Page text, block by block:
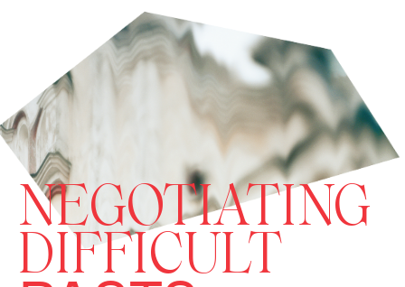
NEGOTIATING
DIFFICULT